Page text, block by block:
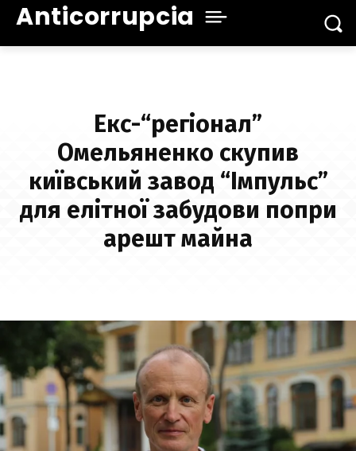
Anticorrupcia
Екс-“регіонал”
Омельяненко скупив
київський завод “Імпульс”
для елітної забудови попри
арешт майна